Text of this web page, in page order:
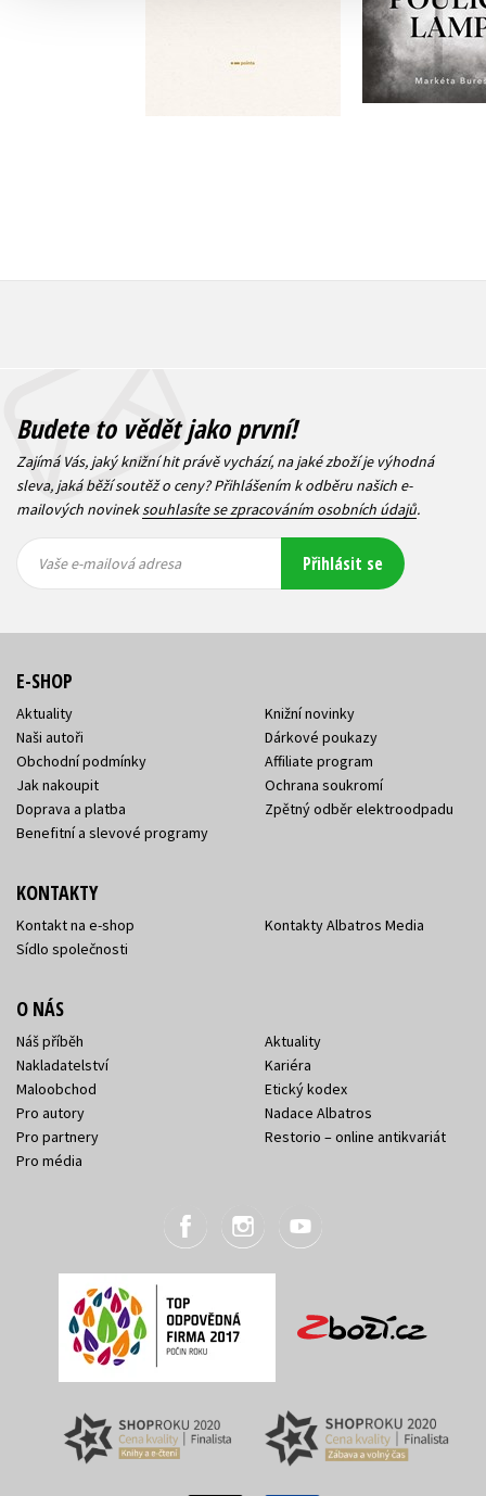
183 Kč
Do
159 Kč
Budete to vědět jako první!
Zajímá Vás, jaký knižní hit právě vychází, na jaké zboží je výhodná
sleva, jaká běží soutěž o ceny? Přihlášením k odběru našich e-
mailových novineksouhlasíte se zpracováním osobních údajů.
mailová
mailová
Vaše e-mailová adresa Přihlásit se
E-SHOP
Aktuality
Naši autoři
Obchodní podmínky
Jak nakoupit
Doprava a platba
Benefitní a slevové programy
Knižní novinky
Dárkové poukazy
Affiliate program
Ochrana soukromí
Zpětný odběr elektroodpadu
KONTAKTY
Kontakt na e-shop
Sídlo společnosti
Kontakty Albatros Media
O NÁS
Náš příběh
Nakladatelství
Maloobchod
Pro autory
Pro partnery
Pro média
Aktuality
Kariéra
Etický kodex
Nadace Albatros
Restorio – online antikvariát